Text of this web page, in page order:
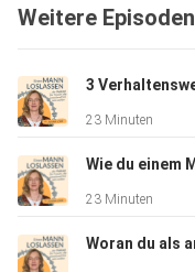
https://jivanalohr.com
Weitere Episoden
23 Minuten
23 Minuten